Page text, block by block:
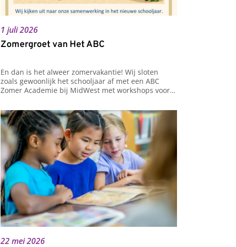
1 juli 2026
Zomergroet van Het ABC
En dan is het alweer zomervakantie! Wij sloten
zoals gewoonlijk het schooljaar af met een ABC
Zomer Academie bij MidWest met workshops voor
22 mei 2026